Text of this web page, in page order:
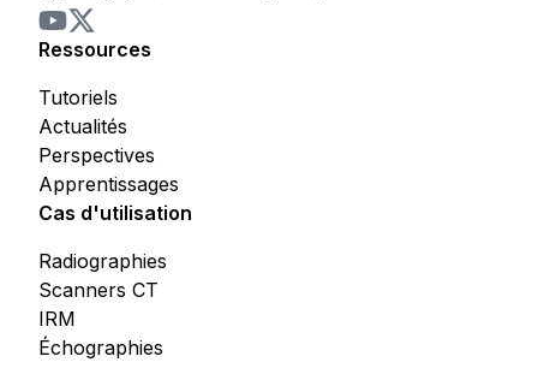
Ressources
Perspectives
Apprentissages
Actualités
Tutoriels
Cas d'utilisation
Scanners CT
IRM
Échographies
Radiographies